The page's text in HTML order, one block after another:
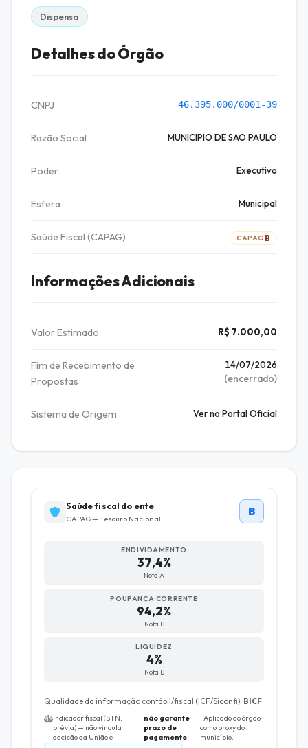
Dispensa
Detalhes do Órgão
CNPJ 46.395.000/0001-39
Razão Social MUNICIPIO DE SAO PAULO
Poder Executivo
Esfera Municipal
Saúde Fiscal (CAPAG) CAPAG B
Informações Adicionais
Valor Estimado R$ 7.000,00
Fim de Recebimento de
Propostas
14/07/2026
(encerrado)
Sistema de Origem Ver no Portal Oficial
Saúde fiscal do ente
CAPAG — Tesouro Nacional
B
ENDIVIDAMENTO
37,4%
Nota A
POUPANÇA CORRENTE
94,2%
Nota B
LIQUIDEZ
4%
Nota B
Qualidade da informação contábil/fiscal (ICF/Siconfi): BICF
Indicador fiscal (STN,
prévia) — não vincula
decisão da União e
não garante
prazo de
pagamento
. Aplicado ao órgão
como proxy do
município.